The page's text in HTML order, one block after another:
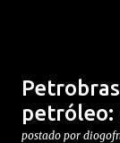
petróleo:
postado por